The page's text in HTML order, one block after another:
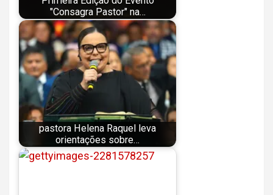
"Consagra Pastor" na…
pastora Helena Raquel leva
orientações sobre…